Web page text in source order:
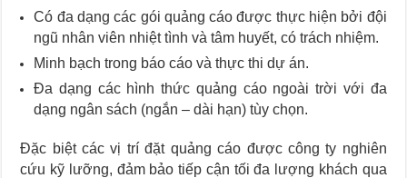
Có đa dạng các gói quảng cáo được thực hiện bởi đội
ngũ nhân viên nhiệt tình và tâm huyết, có trách nhiệm.
Minh bạch trong báo cáo và thực thi dự án.
Đa dạng các hình thức quảng cáo ngoài trời với đa
dạng ngân sách (ngắn – dài hạn) tùy chọn.
Đặc biệt các vị trí đặt quảng cáo được công ty nghiên
cứu kỹ lưỡng, đảm bảo tiếp cận tối đa lượng khách qua